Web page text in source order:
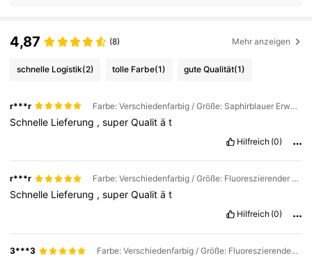
4,87 (8) Mehr anzeigen
schnelle Logistik(2) tolle Farbe(1) gute Qualität(1)
r***r Farbe: Verschiedenfarbig / Größe: Saphirblauer Erwachsenencode
Schnelle Lieferung ,superQualität
Hilfreich (0)
r***r Farbe: Verschiedenfarbig / Größe: Fluoreszierender grüner Erwachsenencode
Schnelle Lieferung ,superQualität
Hilfreich (0)
3***3 Farbe: Verschiedenfarbig / Größe: Fluoreszierendes Grün, Übergröße für Erwachsene